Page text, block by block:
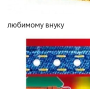
любимому внуку